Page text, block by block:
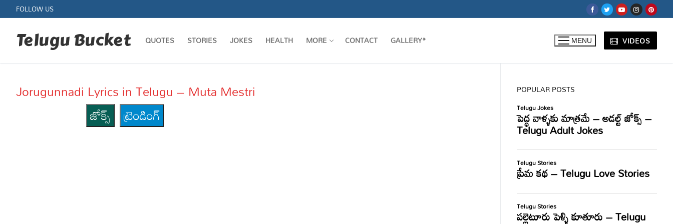
to
content
FOLLOW US
Telugu Bucket QUOTES STORIES JOKES HEALTH MORE CONTACT GALLERY* MENU VIDEOS
Jorugunnadi Lyrics in Telugu – Muta Mestri
జోక్స్
ట్రెండింగ్
POPULAR POSTS